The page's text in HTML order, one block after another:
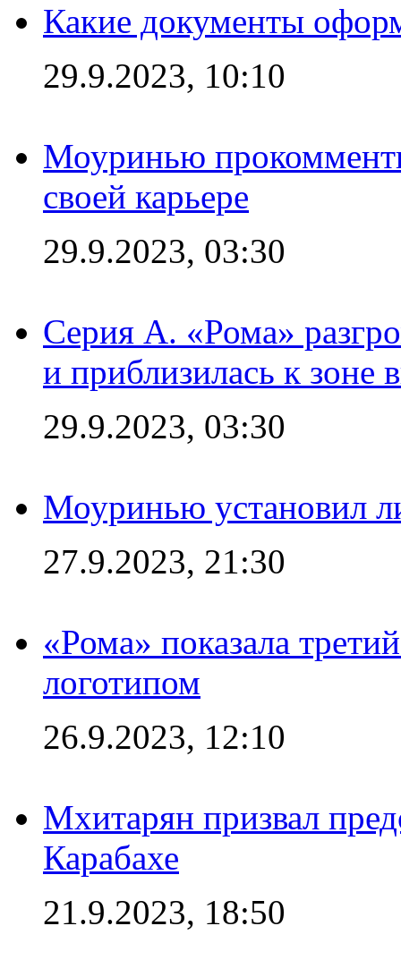
Какие документы
29.9.2023, 10:10
Моуринью
своей карьере
29.9.2023, 03:30
Серия А. «Рома»
и приблизилась к зоне
29.9.2023, 03:30
Моуринью установил
27.9.2023, 21:30
«Рома» показала
логотипом
26.9.2023, 12:10
Мхитарян призвал
Карабахе
21.9.2023, 18:50